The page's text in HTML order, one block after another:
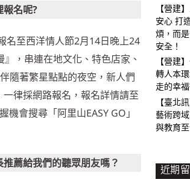
報名呢?
名至西洋情人節2月14日晚上24
，串連在地文化、特色店家、
隨著繁星點點的夜空，新人們
律採網路報名，報名詳情請至
機會搜尋「阿里山EASY GO」
薦給我們的聽眾朋友嗎？
【營建
安心 打
煩，而
安全！
【營建
轉人本
走的幸
【臺北
藝術跨
與教育
近期